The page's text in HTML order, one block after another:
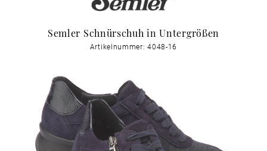
Semler Schnürschuh in Untergrößen
Artikelnummer: 4048-16